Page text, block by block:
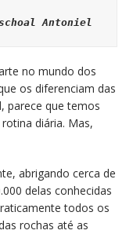
Antoniel
no mundo dos
os diferenciam das
parece que temos
diária. Mas,
abrigando cerca de
delas conhecidas
todos os
rochas até as